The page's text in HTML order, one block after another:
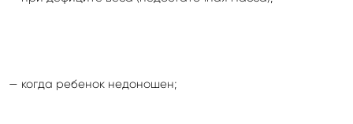
— когда ребенок недоношен;